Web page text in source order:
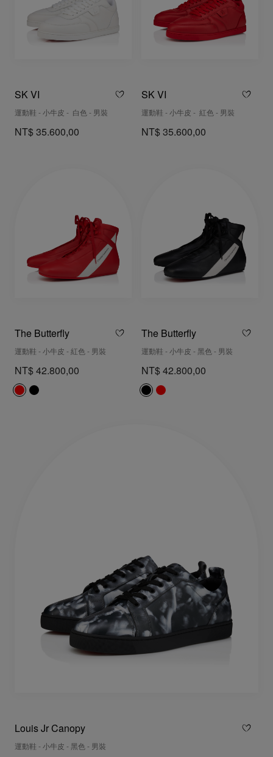
SK VI
運動鞋 - 小牛皮 - 白色 - 男裝
NT$ 35.600,00
SK VI
運動鞋 - 小牛皮 - 紅色 - 男裝
NT$ 35.600,00
The Butterfly
運動鞋 - 小牛皮 - 紅色 - 男裝
NT$ 42.800,00
The Butterfly
運動鞋 - 小牛皮 - 黑色 - 男裝
NT$ 42.800,00
Louis Jr Canopy
運動鞋 - 小牛皮 - 黑色 - 男裝